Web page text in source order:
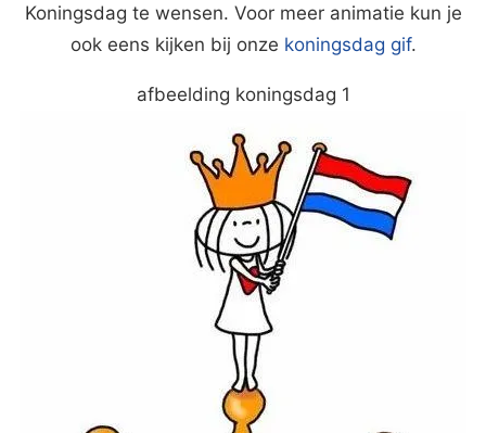
Koningsdag te wensen. Voor meer animatie kun je
ook eens kijken bij onze koningsdag gif.
afbeelding koningsdag 1